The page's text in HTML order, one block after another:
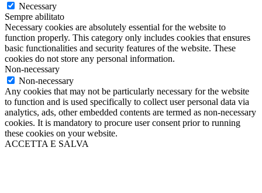
Necessary
Sempre abilitato
Necessary cookies are absolutely essential for the website to
function properly. This category only includes cookies that ensures
basic functionalities and security features of the website. These
cookies do not store any personal information.
Non-necessary
Non-necessary
Any cookies that may not be particularly necessary for the website
to function and is used specifically to collect user personal data via
analytics, ads, other embedded contents are termed as non-necessary
cookies. It is mandatory to procure user consent prior to running
these cookies on your website.
ACCETTA E SALVA